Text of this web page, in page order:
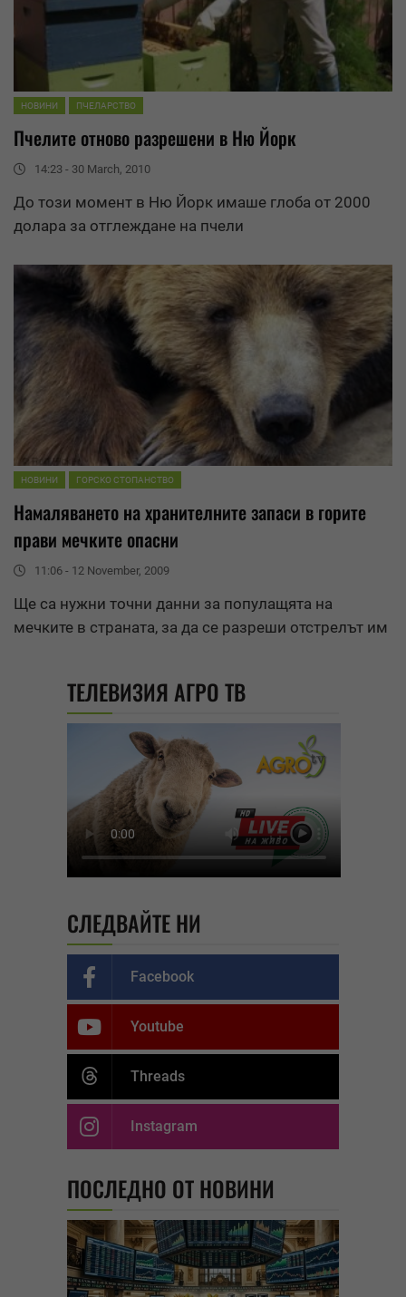
НОВИНИ ПЧЕЛАРСТВО
Пчелите отново разрешени в Ню Йорк
14:23 - 30 March, 2010
До този момент в Ню Йорк имаше глоба от 2000
долара за отглеждане на пчели
НОВИНИ ГОРСКО СТОПАНСТВО
Намаляването на хранителните запаси в горите
прави мечките опасни
11:06 - 12 November, 2009
Ще са нужни точни данни за популащята на
мечките в страната, за да се разреши отстрелът им
ТЕЛЕВИЗИЯ АГРО ТВ
СЛЕДВАЙТЕ НИ
Facebook
Youtube
Threads
Instagram
ПОСЛЕДНО ОТ НОВИНИ